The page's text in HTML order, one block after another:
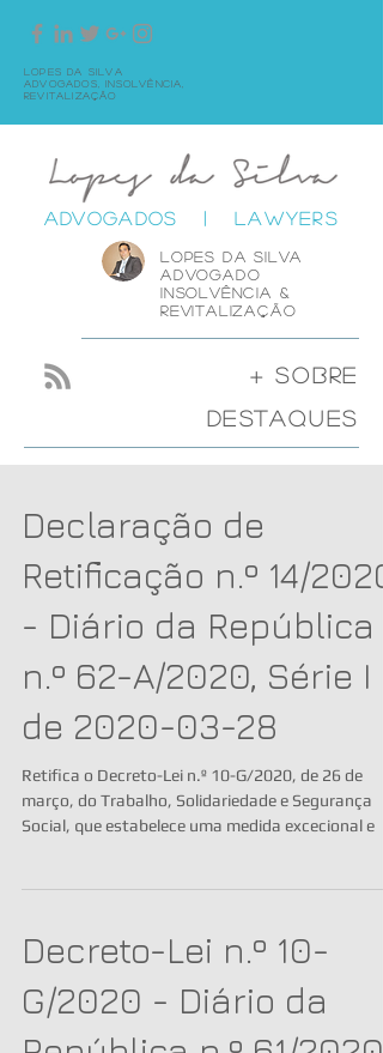
Lopes da Silva
Advogados,
Insolvência,
Revitalização
ADVOGADOS | LAWYERS
lOPES DA SIlva
advogado
insolvência &
revitalização
+ sobre
destaques
Declaração de
Retificação n.º 14/2020
- Diário da República
n.º 62-A/2020, Série I
de 2020-03-28
Retifica o Decreto-Lei n.º 10-G/2020, de 26 de
março, do Trabalho, Solidariedade e Segurança
Social, que estabelece uma medida excecional e
Decreto-Lei n.º 10-
G/2020 - Diário da